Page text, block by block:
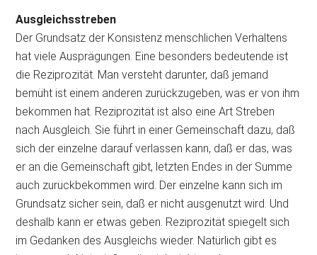
Ausgleichsstreben
Der Grundsatz der Konsistenz menschlichen Verhaltens
hat viele Ausprägungen. Eine besonders bedeutende ist
die Reziprozität. Man versteht darunter, daß jemand
bemüht ist einem anderen zurückzugeben, was er von ihm
bekommen hat. Reziprozität ist also eine Art Streben
nach Ausgleich. Sie führt in einer Gemeinschaft dazu, daß
sich der einzelne darauf verlassen kann, daß er das, was
er an die Gemeinschaft gibt, letzten Endes in der Summe
auch zurückbekommen wird. Der einzelne kann sich im
Grundsatz sicher sein, daß er nicht ausgenutzt wird. Und
deshalb kann er etwas geben. Reziprozität spiegelt sich
im Gedanken des Ausgleichs wieder. Natürlich gibt es